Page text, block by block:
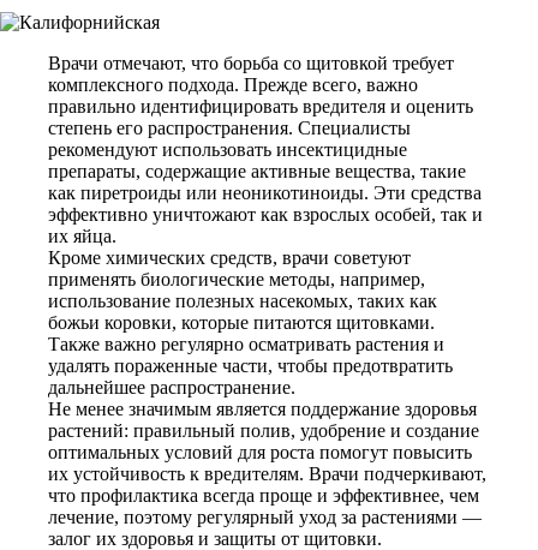
Врачи отмечают, что борьба со щитовкой требует
комплексного подхода. Прежде всего, важно
правильно идентифицировать вредителя и оценить
степень его распространения. Специалисты
рекомендуют использовать инсектицидные
препараты, содержащие активные вещества, такие
как пиретроиды или неоникотиноиды. Эти средства
эффективно уничтожают как взрослых особей, так и
их яйца.
Кроме химических средств, врачи советуют
применять биологические методы, например,
использование полезных насекомых, таких как
божьи коровки, которые питаются щитовками.
Также важно регулярно осматривать растения и
удалять пораженные части, чтобы предотвратить
дальнейшее распространение.
Не менее значимым является поддержание здоровья
растений: правильный полив, удобрение и создание
оптимальных условий для роста помогут повысить
их устойчивость к вредителям. Врачи подчеркивают,
что профилактика всегда проще и эффективнее, чем
лечение, поэтому регулярный уход за растениями —
залог их здоровья и защиты от щитовки.